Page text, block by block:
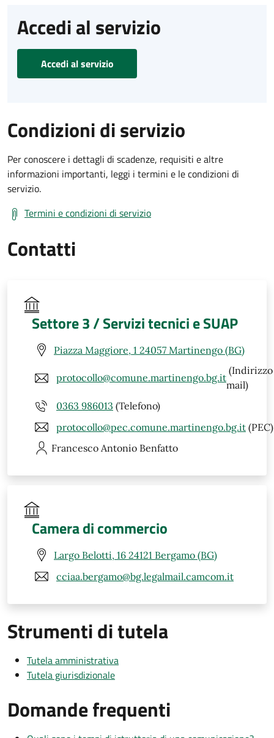
Accedi al servizio
Accedi al servizio
Condizioni di servizio
Per conoscere i dettagli di scadenze, requisiti e altre
informazioni importanti, leggi i termini e le condizioni di
servizio.
Termini e condizioni di servizio
Contatti
Settore 3 / Servizi tecnici e SUAP
Piazza Maggiore, 1 24057 Martinengo (BG)
protocollo@comune.martinengo.bg.it
(Indirizzo
mail)
0363 986013 (Telefono)
protocollo@pec.comune.martinengo.bg.it (PEC)
Francesco Antonio Benfatto
Camera di commercio
Largo Belotti, 16 24121 Bergamo (BG)
cciaa.bergamo@bg.legalmail.camcom.it
Strumenti di tutela
Tutela amministrativa
Tutela giurisdizionale
Domande frequenti